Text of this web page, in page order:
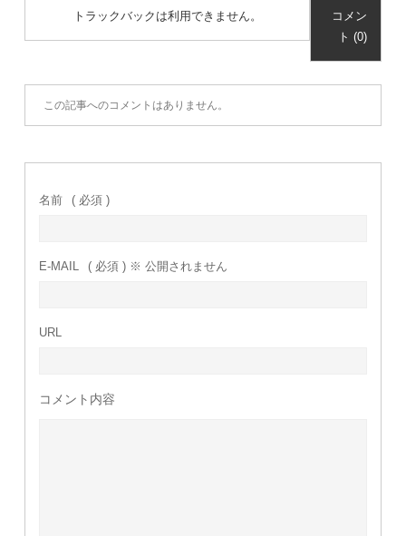
トラックバックは利用できません。
コメン
ト (0)
この記事へのコメントはありません。
名前 ( 必須 )
E-MAIL ( 必須 ) ※ 公開されません
URL
コメント内容